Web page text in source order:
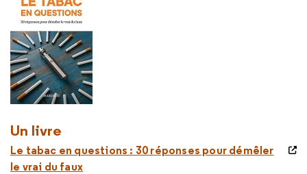
Un livre
Le tabac en questions : 30 réponses pour démêler
le vrai du faux